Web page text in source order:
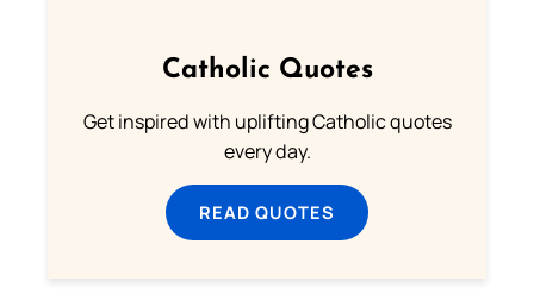
Catholic Quotes
Get inspired with uplifting Catholic quotes
every day.
READ QUOTES